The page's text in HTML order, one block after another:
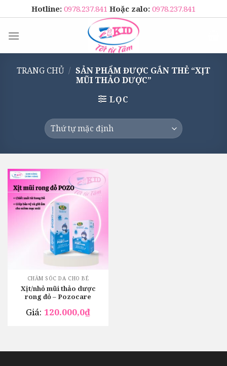
to
content
Hotline: 0978.237.841 Hoặc zalo: 0978.237.841
TRANG CHỦ / SẢN PHẨM ĐƯỢC GẮN THẺ “XỊT
MŨI THẢO DƯỢC”
LỌC
CHĂM SÓC DA CHO BÉ
Xịt/nhỏ mũi thảo dược
rong đỏ – Pozocare
Giá: 120.000,0₫